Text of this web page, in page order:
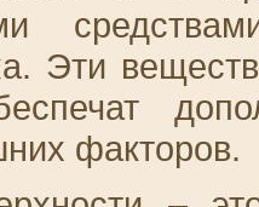
Эти
факторов.